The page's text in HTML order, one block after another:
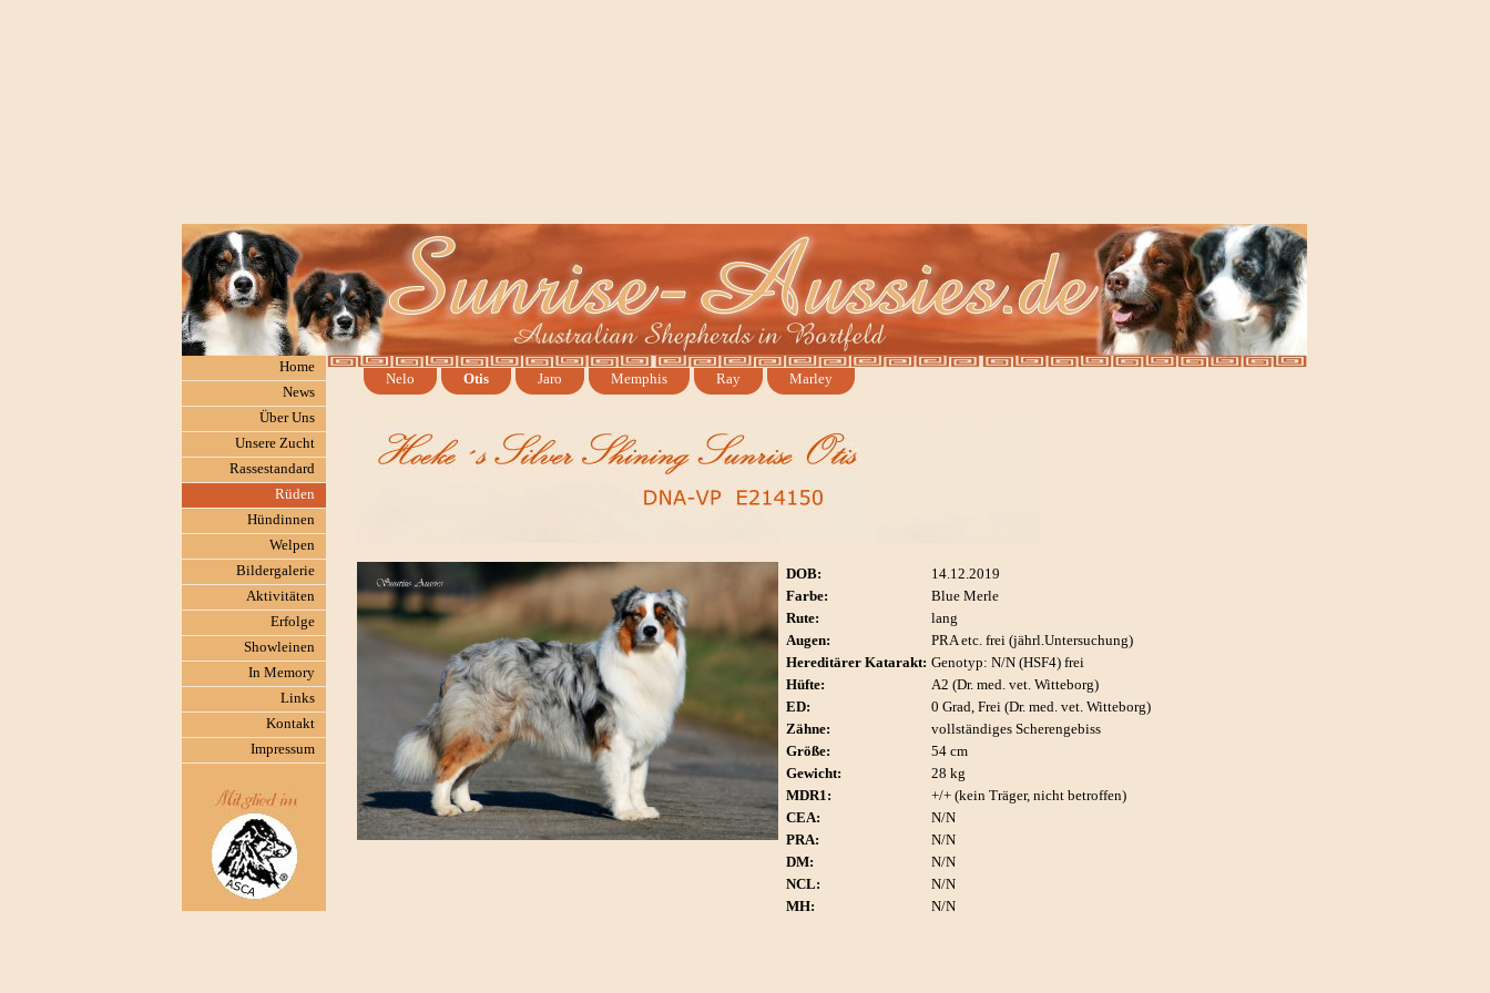
Home
News
Über Uns
Unsere Zucht
Rassestandard
Rüden
Hündinnen
Welpen
Bildergalerie
Aktivitäten
Erfolge
Showleinen
In Memory
Links
Kontakt
Impressum
Nelo Otis Jaro Memphis Ray Marley
DOB:
14.12.2019
Farbe:
Blue Merle
Rute:
lang
Augen:
PRA etc. frei (jährl.Untersuchung)
Hereditärer Katarakt: Genotyp: N/N (HSF4) frei
Hüfte:
A2 (Dr. med. vet. Witteborg)
ED:
0 Grad, Frei (Dr. med. vet. Witteborg)
Zähne:
vollständiges Scherengebiss
Größe:
54 cm
Gewicht:
28 kg
MDR1:
+/+ (kein Träger, nicht betroffen)
CEA:
N/N
PRA:
N/N
DM:
N/N
NCL:
N/N
MH:
N/N